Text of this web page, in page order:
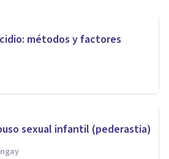
métodos y factores
sexual infantil (pederastia)
residual:
y tratamiento